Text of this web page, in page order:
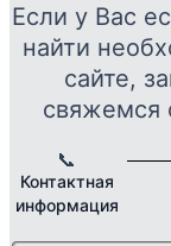
Если у Вас
найти
сайте,
свяжемся
📞
Контактная
информация